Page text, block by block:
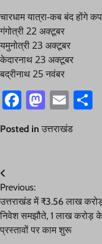
चारधाम यात्रा-कब बंद होंगे
गंगोत्री 22 अक्टूबर
यमुनोत्री 23 अक्टूबर
केदारनाथ 23 अक्टूबर
बद्रीनाथ 25 नवंबर
Facebook
Email
Posted in उत्तराखंड
Post
navigation
Previous:
उत्तराखंड में ₹3.56 लाख
निवेश समझौते, 1 लाख करोड़
प्रस्तावों पर काम शुरू